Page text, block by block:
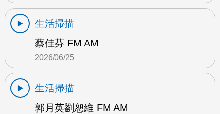
生活掃描
蔡佳芬 FM AM
2026/06/25
生活掃描
郭月英劉恕維 FM AM